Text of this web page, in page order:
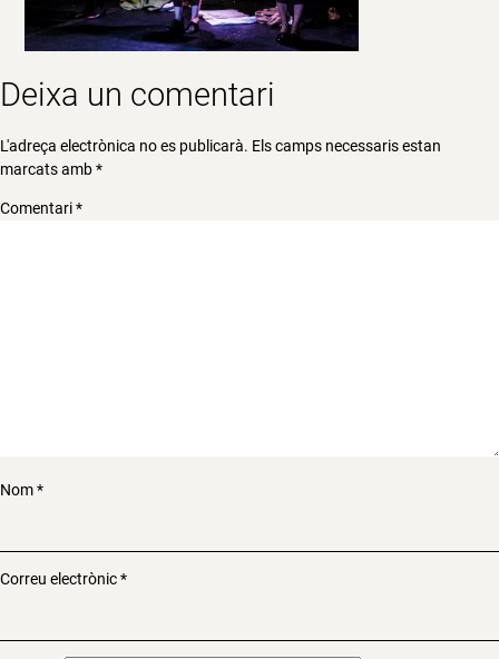
Deixa un comentari
L'adreça electrònica no es publicarà. Els camps necessaris estan
marcats amb*
Comentari*
Nom*
Correu electrònic*